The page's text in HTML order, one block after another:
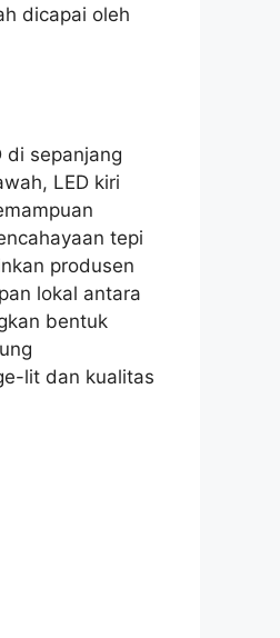
dicapai oleh
di sepanjang
LED kiri
tepi
produsen
lokal antara
bentuk
lit dan kualitas